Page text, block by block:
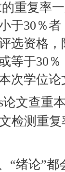
重复率
于30％
选资格
等于30
次学位
“绪论”